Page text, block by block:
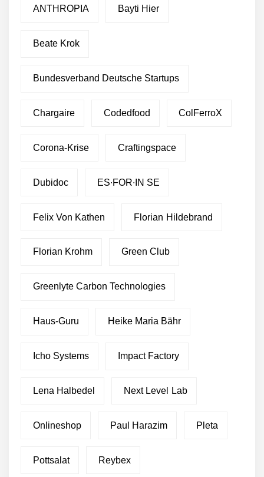
ANTHROPIA Bayti Hier
Beate Krok
Bundesverband Deutsche Startups
Chargaire Codedfood ColFerroX
Corona-Krise Craftingspace
Dubidoc ES∙FOR∙IN SE
Felix Von Kathen Florian Hildebrand
Florian Krohm Green Club
Greenlyte Carbon Technologies
Haus-Guru Heike Maria Bähr
Icho Systems Impact Factory
Lena Halbedel Next Level Lab
Onlineshop Paul Harazim Pleta
Pottsalat Reybex